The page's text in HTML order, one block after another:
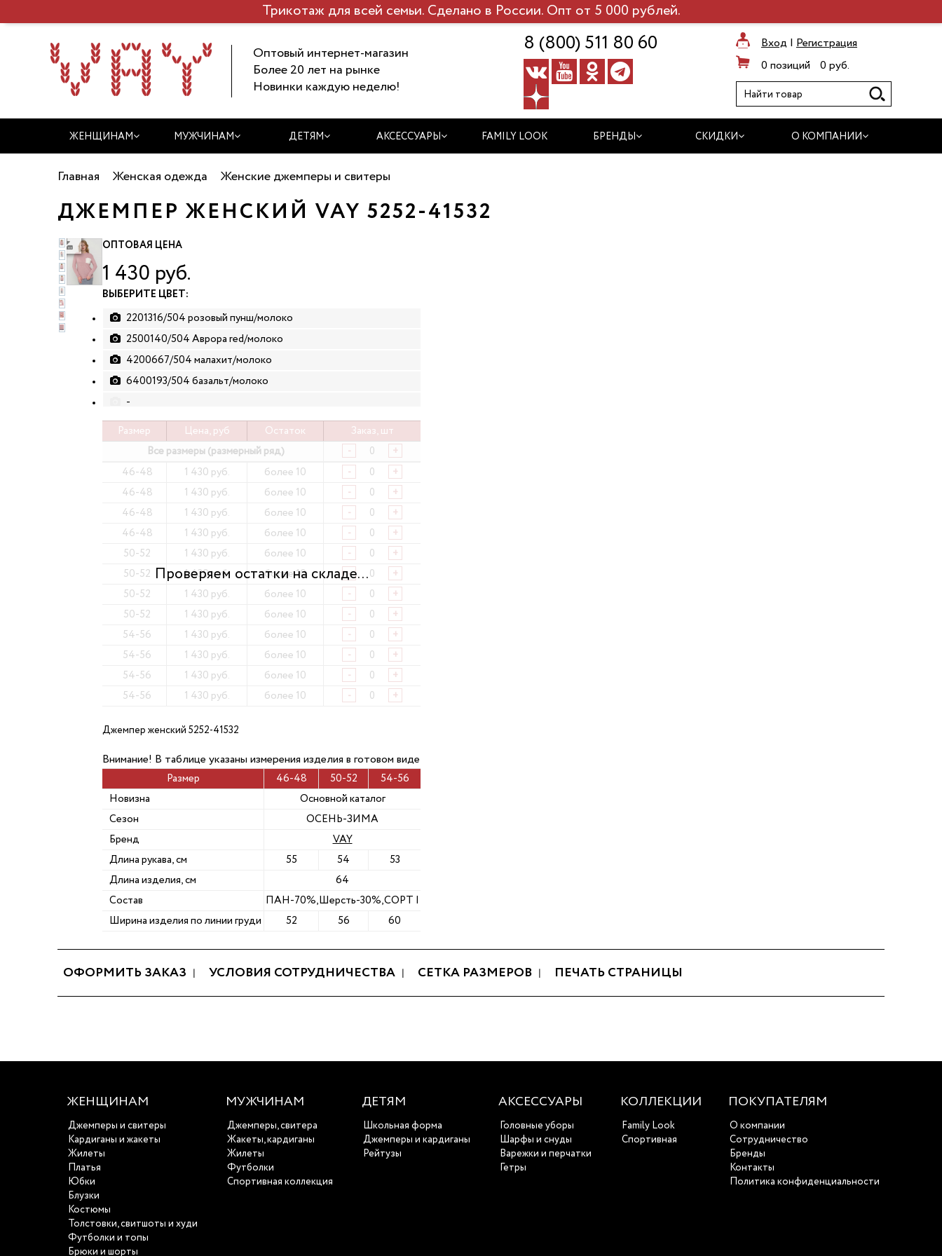
Трикотаж для всей семьи. Сделано в России. Опт от 5 000 рублей.
Оптовый интернет-магазин
Более 20 лет на рынке
Новинки каждую неделю!
8 (800) 511 80 60 Вход
Регистрация
0 позиций
0 руб.
ЖЕНЩИНАМ МУЖЧИНАМ ДЕТЯМ АКСЕССУАРЫ FAMILY LOOK БРЕНДЫ СКИДКИ О КОМПАНИИ
Главная Женская одежда Женские джемперы и свитеры
ДЖЕМПЕР ЖЕНСКИЙ VAY 5252-41532
ОПТОВАЯ ЦЕНА
1 430 руб.
ВЫБЕРИТЕ ЦВЕТ:
2201316/504 розовый пунш/молоко
2500140/504 Аврора red/молоко
4200667/504 малахит/молоко
6400193/504 базальт/молоко
-
Размер Цена, руб Остаток
Заказ, шт
Все размеры (размерный ряд)
- +
46-48 1 430 руб. более 10 - +
46-48 1 430 руб. более 10 - +
46-48 1 430 руб. более 10 - +
46-48 1 430 руб. более 10 - +
50-52 1 430 руб. более 10 - +
50-52 1 430 руб. более 10 - +
50-52 1 430 руб. более 10 - +
50-52 1 430 руб. более 10 - +
54-56 1 430 руб. более 10 - +
54-56 1 430 руб. более 10 - +
54-56 1 430 руб. более 10 - +
54-56 1 430 руб. более 10 - +
Джемпер женский 5252-41532
Внимание! В таблице указаны измерения изделия в готовом виде
Размер 46-48 50-52
54-56
Новизна
Основной каталог
Сезон
ОСЕНЬ-ЗИМА
Бренд
VAY
Длина рукава, см
55 54
53
Длина изделия, см
64
Состав
ПАН-70%,Шерсть-30%,СОРТ I
Ширина изделия по линии груди
52 56 60
ОФОРМИТЬ ЗАКАЗ УСЛОВИЯ СОТРУДНИЧЕСТВА СЕТКА РАЗМЕРОВ ПЕЧАТЬ СТРАНИЦЫ
ЖЕНЩИНАМ
Джемперы и свитеры
Кардиганы и жакеты
Жилеты
Платья
Юбки
Блузки
Костюмы
Толстовки, свитшоты и худи
Футболки и топы
Брюки и шорты
МУЖЧИНАМ
Джемперы, свитера
Жакеты, кардиганы
Жилеты
Футболки
Спортивная коллекция
ДЕТЯМ
Школьная форма
Джемперы и кардиганы
Рейтузы
АКСЕССУАРЫ
Головные уборы
Шарфы и снуды
Варежки и перчатки
Гетры
КОЛЛЕКЦИИ
Family Look
Спортивная
ПОКУПАТЕЛЯМ
О компании
Сотрудничество
Бренды
Контакты
Политика конфиденциальности